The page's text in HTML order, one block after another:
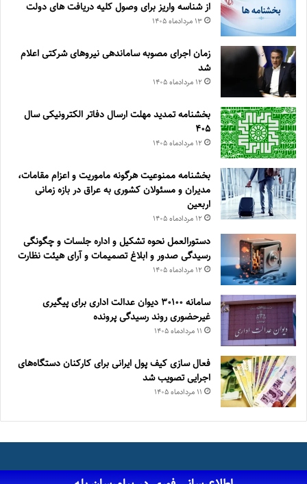
از شناسه واریز برای وصول کلیه دریافت های دولت
۱۳ مرداد‌ماه ۱۴۰۵
زمان اجرای مصوبه ساماندهی نیروهای شرکتی اعلام
شد
۱۲ مرداد‌ماه ۱۴۰۵
بخشنامه تمدید مهلت ارسال دفاتر الکترونیکی سال
۴۰۵
۱۲ مرداد‌ماه ۱۴۰۵
بخشنامه ممنوعیت هرگونه ماموریت و اعزام مقامات،
مدیران و مسئولان کشوری به عراق در بازه زمانی
اربعین
۱۲ مرداد‌ماه ۱۴۰۵
دستورالعمل نحوه تشکیل و اداره جلسات و چگونگی
رسیدگی صدور و ‏ابلاغ تصمیمات و‎ ‎آرای هیئت نظارت
۱۲ مرداد‌ماه ۱۴۰۵
سامانه ۳۰۱۰۰ دیوان عدالت اداری برای پیگیری
غیرحضوری روند رسیدگی پرونده
۱۱ مرداد‌ماه ۱۴۰۵
فعال سازی کیف پول ایرانی برای کارکنان دستگاه‌های
اجرایی تصویب شد
۱۱ مرداد‌ماه ۱۴۰۵